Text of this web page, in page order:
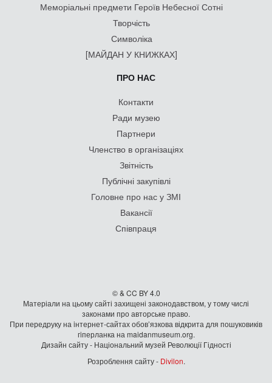
Меморіальні предмети Героїв Небесної Сотні
Творчість
Символіка
[МАЙДАН У КНИЖКАХ]
ПРО НАС
Контакти
Ради музею
Партнери
Членство в організаціях
Звітність
Публічні закупівлі
Головне про нас у ЗМІ
Вакансії
Співпраця
© & CC BY 4.0
Матеріали на цьому сайті захищені законодавством, у тому числі
законами про авторське право.
При передруку на iнтернет-сайтах обов’язкова відкрита для пошуковиків
гiперланка на maidanmuseum.org.
Дизайн сайту - Національний музей Революції Гідності
Розроблення сайту - Divilon.